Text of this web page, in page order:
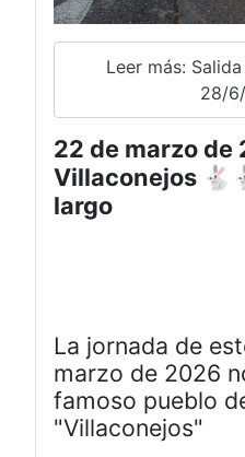
Leer más:
28/
22 de marzo de
Villaconejos
largo
La jornada de
marzo de 2026
famoso pueblo
"Villaconejos"